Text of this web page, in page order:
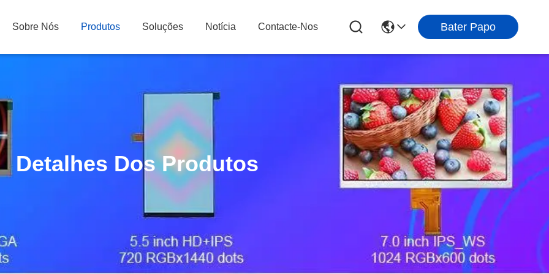
Sobre Nós Produtos Soluções Notícia Contacte-Nos Bater Papo
Detalhes Dos Produtos